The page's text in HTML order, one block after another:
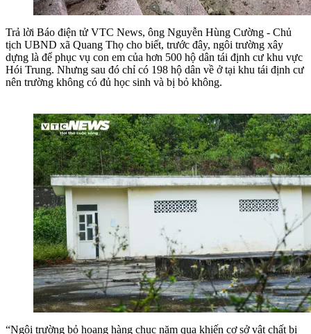
Trả lời Báo điện tử VTC News, ông Nguyễn Hùng Cường - Chủ
tịch UBND xã Quang Thọ cho biết, trước đây, ngôi trường xây
dựng là để phục vụ con em của hơn 500 hộ dân tái định cư khu vực
Hói Trung. Nhưng sau đó chỉ có 198 hộ dân về ở tại khu tái định cư
nên trường không có đủ học sinh và bị bỏ không.
“Ngôi trường bỏ hoang hàng chục năm qua khiến cơ sở vật chất bị